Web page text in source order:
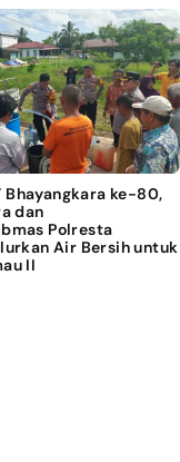
Bhayangkara ke-80,
dan
Polresta
Air Bersih untuk
II